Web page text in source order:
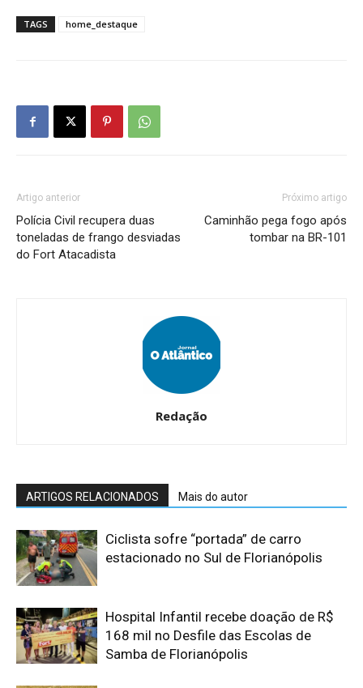
TAGS home_destaque
Artigo anterior
Polícia Civil recupera duas
toneladas de frango desviadas
do Fort Atacadista
Próximo artigo
Caminhão pega fogo após
tombar na BR-101
Redação
ARTIGOS RELACIONADOS Mais do autor
Ciclista sofre “portada” de carro
estacionado no Sul de Florianópolis
Hospital Infantil recebe doação de R$
168 mil no Desfile das Escolas de
Samba de Florianópolis